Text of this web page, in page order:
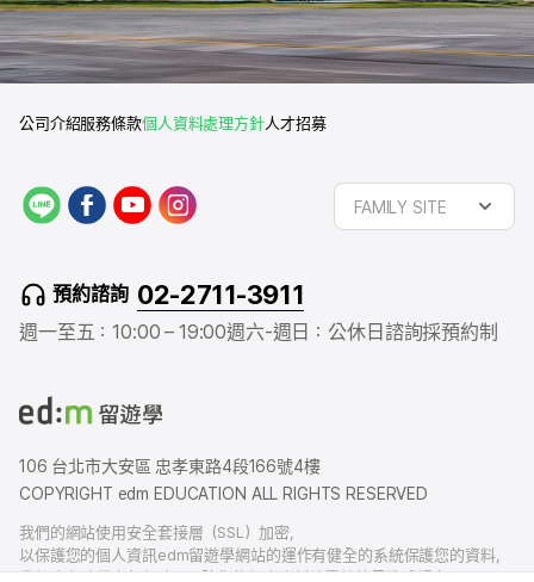
公司介紹服務條款個人資料處理方針人才招募
L
f
a
b
o
y
o
u
e
a
r
FAMILY SITE
預約諮詢 02-2711-3911
週一至五：10:00 – 19:00週六-週日：公休日 諮詢採預約制
106 台北市大安區 忠孝東路4段166號4樓
COPYRIGHT edm EDUCATION ALL RIGHTS RESERVED
我們的網站使用安全套接層（SSL）加密，
以保護您的個人資訊edm留遊學網站的運作有健全的系統保護您的資料，
我們也有賠償責任保險，以防您的個人資料洩露給外界造成損害